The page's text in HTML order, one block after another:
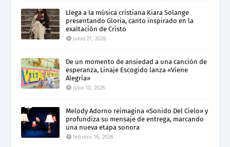
Llega a la música cristiana Kiara Solange
presentando Gloria, canto inspirado en la
exaltación de Cristo
junio 27, 2026
De un momento de ansiedad a una canción de
esperanza, Linaje Escogido lanza «Viene
Alegría»
julio 10, 2026
Melody Adorno reimagina «Sonido Del Cielo» y
profundiza su mensaje de entrega, marcando
una nueva etapa sonora
febrero 16, 2026